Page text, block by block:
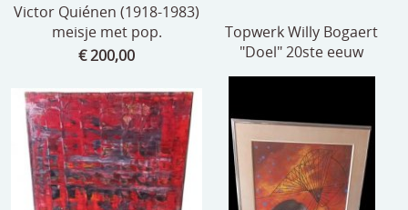
Victor Quiénen (1918-1983)
meisje met pop.
€ 200,00
Topwerk Willy Bogaert
"Doel" 20ste eeuw